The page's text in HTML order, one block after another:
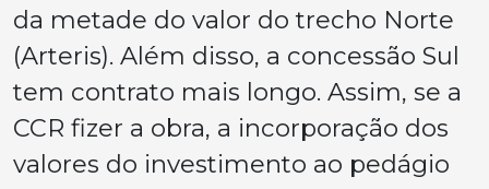
da metade do valor do trecho Norte
(Arteris). Além disso, a concessão Sul
tem contrato mais longo. Assim, se a
CCR fizer a obra, a incorporação dos
valores do investimento ao pedágio